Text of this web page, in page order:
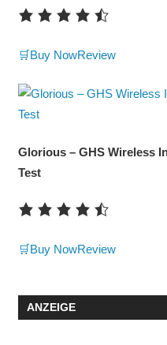
🛒Buy NowReview
Glorious – GHS Wireless
Test
🛒Buy NowReview
ANZEIGE